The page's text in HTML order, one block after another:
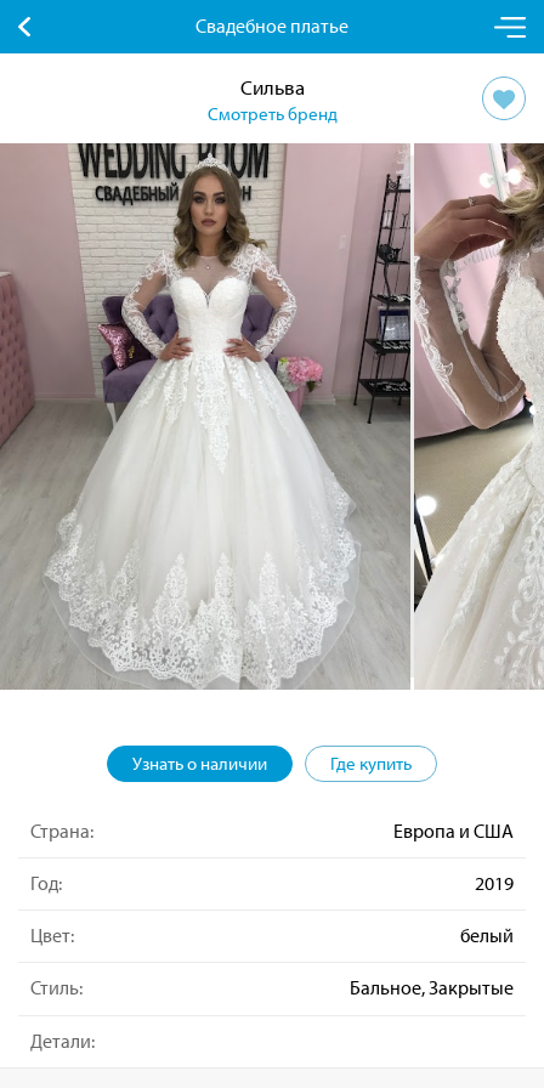
Свадебное платье
Сильва
Смотреть бренд
Узнать о наличии Где купить
Страна: Европа и США
Год: 2019
Цвет: белый
Стиль: Бальное, Закрытые
Детали: